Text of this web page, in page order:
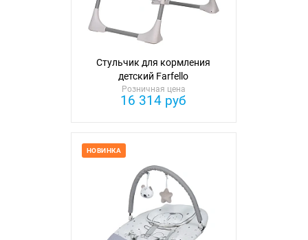
Стульчик для кормления
детский Farfello
Розничная цена
16 314 руб
НОВИНКА